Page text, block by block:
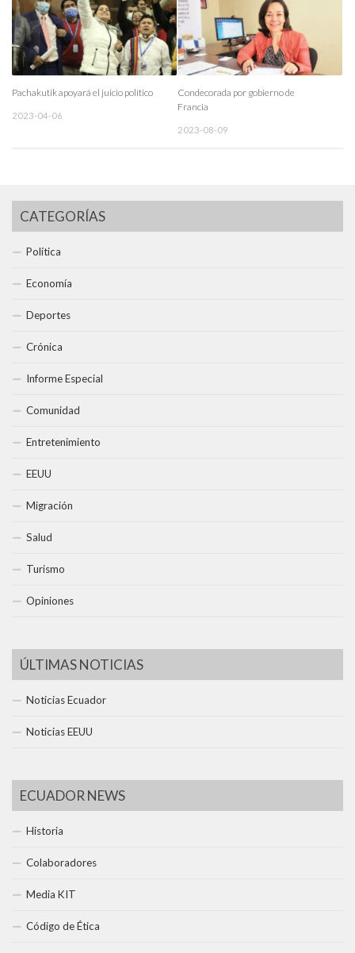
Pachakutik apoyará el juicio político
2023-04-06
Condecorada por gobierno de
Francia
2023-08-09
CATEGORÍAS
Política
Economía
Deportes
Crónica
Informe Especial
Comunidad
Entretenimiento
EEUU
Migración
Salud
Turismo
Opiniones
ÚLTIMAS NOTICIAS
Noticias Ecuador
Noticias EEUU
ECUADOR NEWS
Historia
Colaboradores
Media KIT
Código de Ética